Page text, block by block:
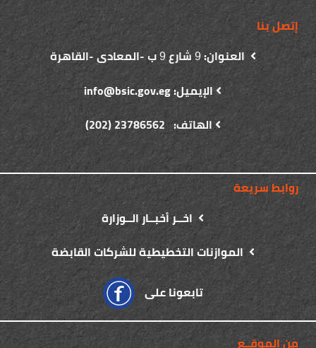
إتصل بنا
العنوان:9شارع9ب -المعادى -القاهرة
الإيميل: info@bsic.gov.eg
الهاتف: 23786562 (202)
روابط سريعة
اخــر أخبــار الــوزارة
الموازنات التخطيطية للشركات القابضة
تابعونا على
من الموقــع